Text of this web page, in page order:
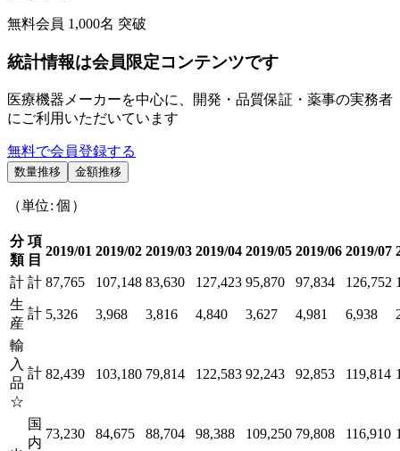
無料会員 1,000名 突破
統計情報は会員限定コンテンツです
医療機器メーカーを中心に、開発・品質保証・薬事の実務者
にご利用いただいています
無料で会員登録する
数量推移 金額推移
（単位: 個）
分
類
項
目
2019/01 2019/02 2019/03 2019/04 2019/05 2019/06 2019/07
計 計 87,765 107,148 83,630 127,423 95,870 97,834 126,752
生
産
計 5,326 3,968 3,816 4,840 3,627 4,981 6,938
輸
入
品
☆
計 82,439 103,180 79,814 122,583 92,243 92,853 119,814
国
内
73,230 84,675 88,704 98,388 109,250 79,808 116,910